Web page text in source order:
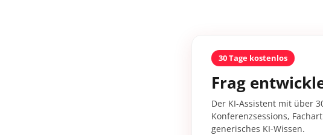
30 Tage kostenlos
Frag
Der KI-Assistent mit über
Konferenzsessions,
generisches KI-Wissen.